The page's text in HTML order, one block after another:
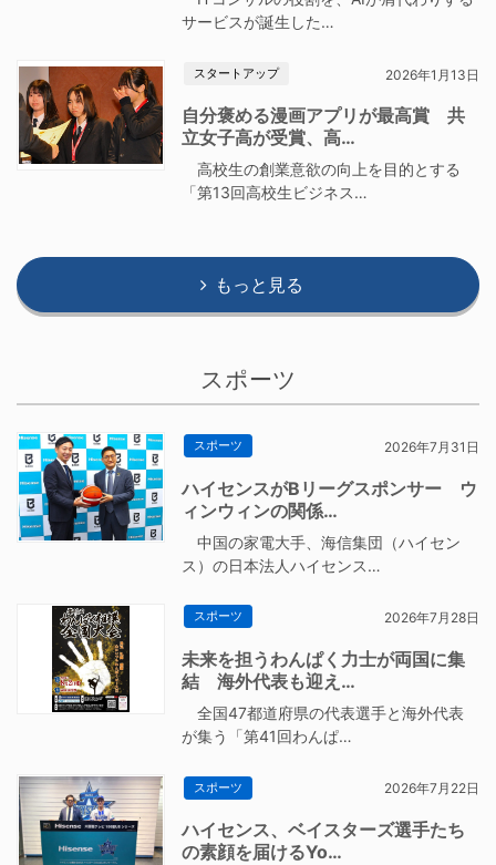
サービスが誕生した…
スタートアップ 2026年1月13日
自分褒める漫画アプリが最高賞 共
立女子高が受賞、高…
高校生の創業意欲の向上を目的とする
「第13回高校生ビジネス…
もっと見る
スポーツ
スポーツ 2026年7月31日
ハイセンスがBリーグスポンサー ウ
ィンウィンの関係…
中国の家電大手、海信集団（ハイセン
ス）の日本法人ハイセンス…
スポーツ 2026年7月28日
未来を担うわんぱく力士が両国に集
結 海外代表も迎え…
全国47都道府県の代表選手と海外代表
が集う「第41回わんぱ…
スポーツ 2026年7月22日
ハイセンス、ベイスターズ選手たち
の素顔を届けるYo…